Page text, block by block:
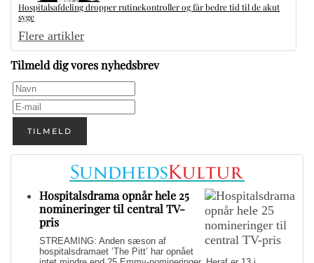
Hospitalsafdeling dropper rutinekontroller og får bedre tid til de akut
syge
Flere artikler
Tilmeld dig vores nyhedsbrev
TILMELD
Hospitalsdrama opnår hele 25
nomineringer til central TV-
pris
STREAMING: Anden sæson af
hospitalsdramaet ‘The Pitt’ har opnået